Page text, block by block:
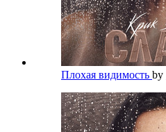
Плохая видимость by